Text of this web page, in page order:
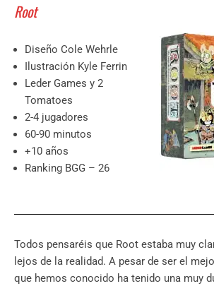
Root
Diseño Cole Wehrle
Ilustración Kyle Ferrin
Leder Games y 2
Tomatoes
2-4 jugadores
60-90 minutos
+10 años
Ranking BGG – 26
Todos pensaréis que Root estaba muy
lejos de la realidad. A pesar de ser el
que hemos conocido ha tenido una muy